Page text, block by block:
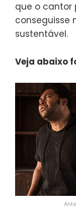
que o cantor
conseguisse
sustentável.
Veja abaixo